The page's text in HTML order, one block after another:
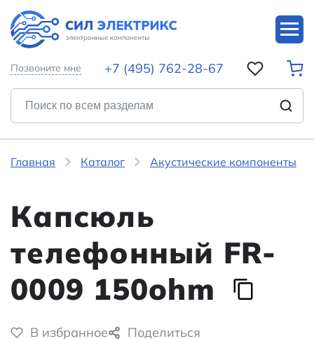
Позвоните мне +7 (495) 762-28-67
Главная Каталог Акустические компоненты
Капсюль
телефонный FR-
0009 150ohm
В избранное Поделиться